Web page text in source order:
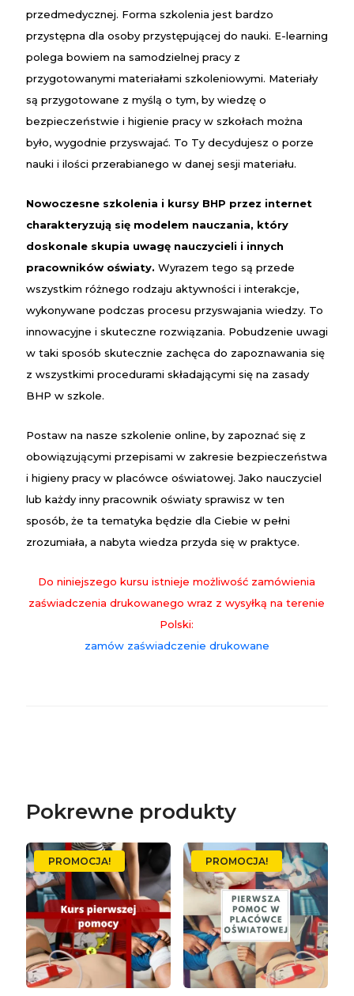
przedmedycznej. Forma szkolenia jest bardzo
przystępna dla osoby przystępującej do nauki. E-learning
polega bowiem na samodzielnej pracy z
przygotowanymi materiałami szkoleniowymi. Materiały
są przygotowane z myślą o tym, by wiedzę o
bezpieczeństwie i higienie pracyw szkołach można
było, wygodnie przyswajać. To Ty decydujesz o porze
nauki i ilości przerabianego w danej sesji materiału.
Nowoczesne szkolenia i kursy BHP przez internet
charakteryzują się modelem nauczania, który
doskonale skupia uwagę nauczycieli i innych
pracowników oświaty. Wyrazem tego są przede
wszystkim różnego rodzaju aktywności i interakcje,
wykonywane podczas procesu przyswajania wiedzy. To
innowacyjne i skuteczne rozwiązania. Pobudzenie uwagi
w taki sposób skutecznie zachęca do zapoznawania się
z wszystkimi procedurami składającymi się na zasady
BHP w szkole.
Postaw na nasze szkolenie online, by zapoznać się z
obowiązującymi przepisami w zakresie bezpieczeństwa
i higieny pracy w placówce oświatowej. Jako nauczyciel
lub każdy inny pracownik oświaty sprawisz w ten
sposób, że ta tematyka będzie dla Ciebie w pełni
zrozumiała, a nabyta wiedza przyda się w praktyce.
Do niniejszego kursu istnieje możliwość zamówienia
zaświadczenia drukowanego wraz z wysyłką na terenie
Polski:
zamów zaświadczenie drukowane
Pokrewne produkty
PROMOCJA! PROMOCJA!